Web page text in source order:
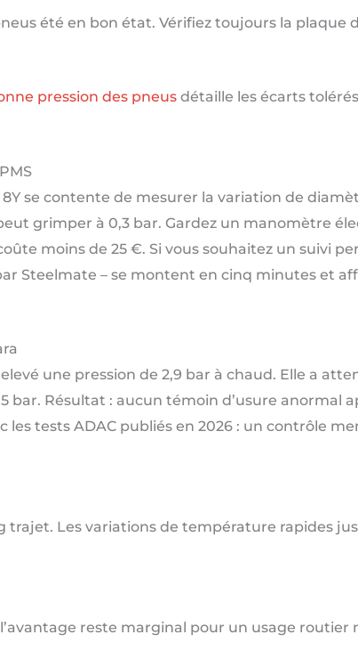
été en bon état. Vérifiez toujours la plaque
pression des pneusdétaille les écarts
se contente de mesurer la variation de
grimper à 0,3 bar. Gardez un manomètre
moins de 25 €. Si vous souhaitez un suivi
Steelmate – se montent en cinq minutes et
une pression de 2,9 bar à chaud. Elle a
bar. Résultat : aucun témoin d’usure anormal
tests ADAC publiés en 2026 : un contrôle
Les variations de température rapides
reste marginal pour un usage routier